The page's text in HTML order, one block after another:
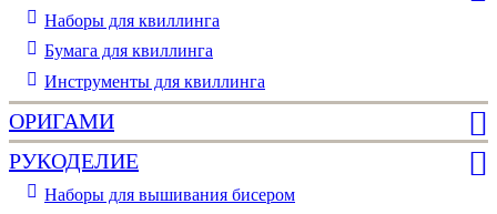
Наборы для квиллинга
Бумага для квиллинга
Инструменты для квиллинга
ОРИГАМИ
РУКОДЕЛИЕ
Наборы для вышивания бисером